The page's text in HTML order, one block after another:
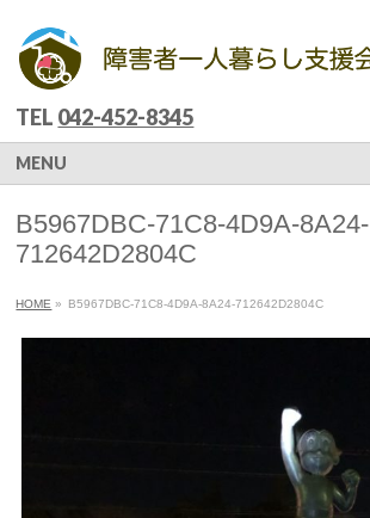
TEL 042-452-8345
MENU
B5967DBC-71C8-4D9A-8A24-
712642D2804C
HOME » B5967DBC-71C8-4D9A-8A24-712642D2804C